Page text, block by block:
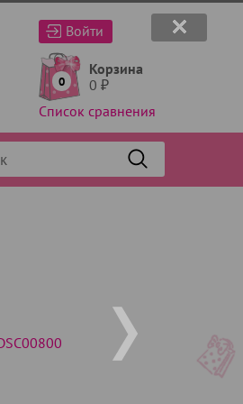
Войти
0
Корзина
0 ₽
Список сравнения